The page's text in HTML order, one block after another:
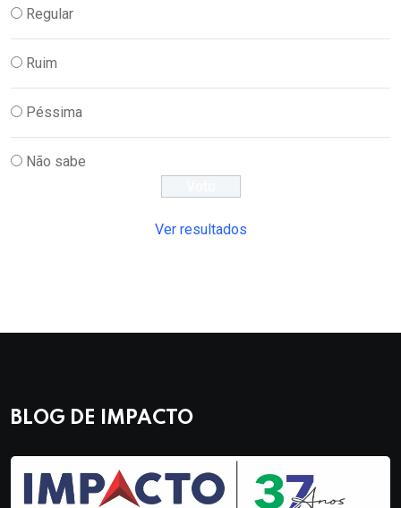
Regular
Ruim
Péssima
Não sabe
Ver resultados
BLOG DE IMPACTO